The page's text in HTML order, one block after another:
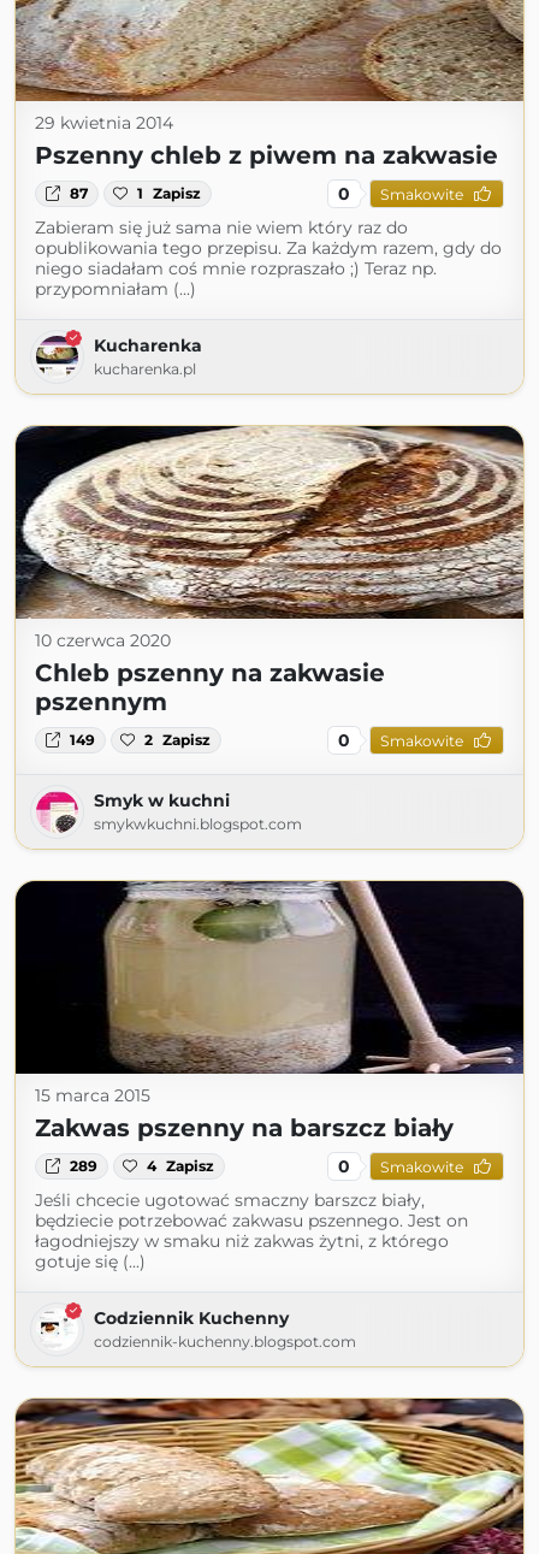
29 kwietnia 2014
Pszenny chleb z piwem na zakwasie
87 1 Zapisz 0 Smakowite
Zabieram się już sama nie wiem który raz do
opublikowania tego przepisu. Za każdym razem, gdy do
niego siadałam coś mnie rozpraszało ;) Teraz np.
przypomniałam (...)
Kucharenka
kucharenka.pl
10 czerwca 2020
Chleb pszenny na zakwasie
pszennym
149 2 Zapisz 0 Smakowite
Smyk w kuchni
smykwkuchni.blogspot.com
15 marca 2015
Zakwas pszenny na barszcz biały
289 4 Zapisz 0 Smakowite
Jeśli chcecie ugotować smaczny barszcz biały,
będziecie potrzebować zakwasu pszennego. Jest on
łagodniejszy w smaku niż zakwas żytni, z którego
gotuje się (...)
Codziennik Kuchenny
codziennik-kuchenny.blogspot.com